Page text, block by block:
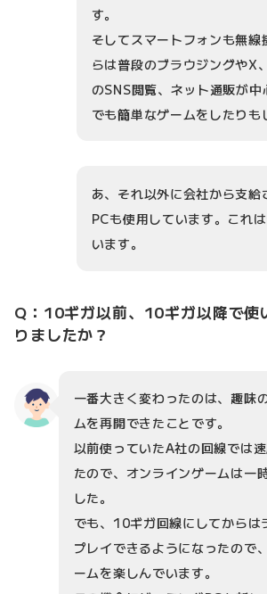
す。
そしてスマートフォンも無線
らは普段のブラウジングや
のSNS閲覧、ネット通販が中
でも簡単なゲームをしたりも
あ、それ以外に会社から支給
PCも使用しています。これ
います。
Q：10ギガ以前、10ギガ以降で使
りましたか？
一番大きく変わったのは、趣味
ムを再開できたことです。
以前使っていたA社の回線では
たので、オンラインゲームは一
した。
でも、10ギガ回線にしてからは
プレイできるようになったので
ームを楽しんでいます。